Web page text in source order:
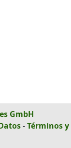
GmbH
-Términos y